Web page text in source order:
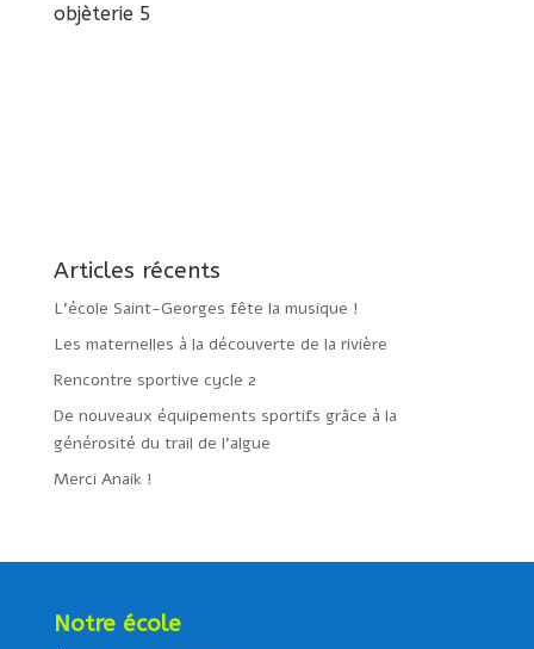
objèterie 5
Articles récents
L’école Saint-Georges fête la musique !
Les maternelles à la découverte de la rivière
Rencontre sportive cycle 2
De nouveaux équipements sportifs grâce à la
générosité du trail de l’algue
Merci Anaik !
Notre école